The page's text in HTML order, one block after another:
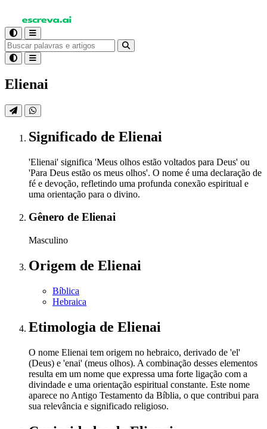
Elienai
Significado de Elienai
'Elienai' significa 'Meus olhos estão voltados para Deus' ou
'Para Deus estão os meus olhos'. O nome é uma declaração de
fé e devoção, refletindo uma profunda conexão espiritual e
uma orientação para o divino.
Gênero de Elienai
Masculino
Origem de Elienai
Bíblica
Hebraica
Etimologia de Elienai
O nome Elienai tem origem no hebraico, derivado de 'el'
(Deus) e 'enai' (meus olhos). A combinação desses elementos
resulta em um nome que expressa uma forte ligação com a
divindade e uma orientação espiritual constante. Este nome
aparece no Antigo Testamento da Bíblia, o que contribui para
sua relevância e significado religioso.